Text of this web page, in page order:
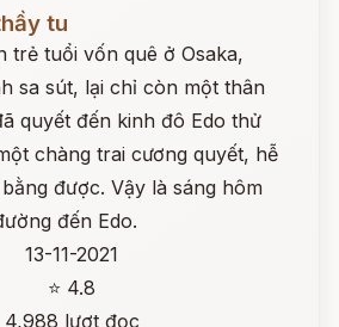
tu
trẻ tuổi vốn quê ở Osaka,
sa sút, lại chỉ còn một thân
quyết đến kinh đô Edo thử
chàng trai cương quyết, hễ
được. Vậy là sáng hôm
đến Edo.
13-11-2021
⭐ 4.8
4,988 lượt đọc